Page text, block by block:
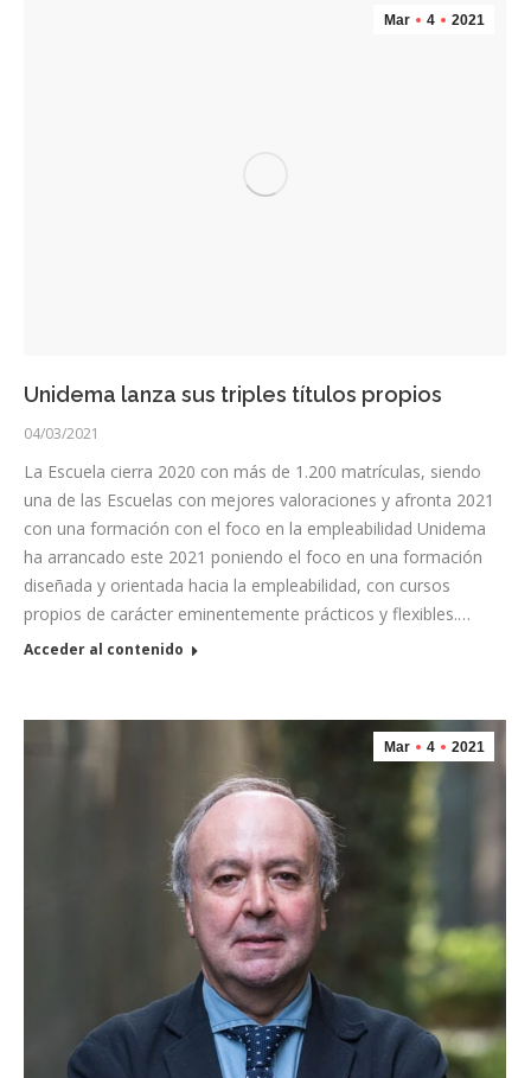
Mar 4 2021
Unidema lanza sus triples títulos propios
04/03/2021
La Escuela cierra 2020 con más de 1.200 matrículas, siendo
una de las Escuelas con mejores valoraciones y afronta 2021
con una formación con el foco en la empleabilidad Unidema
ha arrancado este 2021 poniendo el foco en una formación
diseñada y orientada hacia la empleabilidad, con cursos
propios de carácter eminentemente prácticos y flexibles.…
Acceder al contenido
Mar 4 2021